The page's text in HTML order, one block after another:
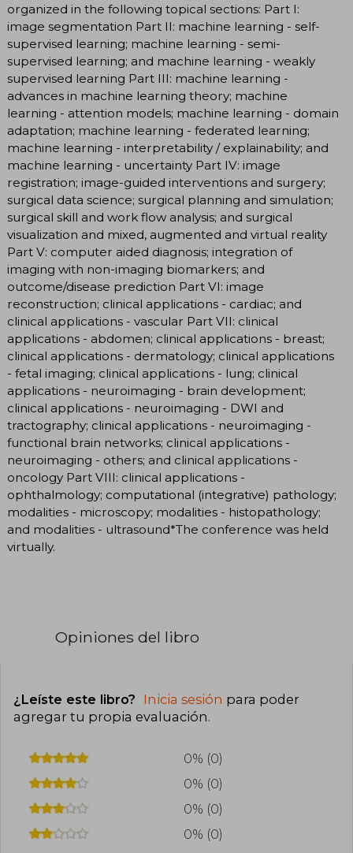
organized in the following topical sections: Part I:
image segmentation Part II: machine learning - self-
supervised learning; machine learning - semi-
supervised learning; and machine learning - weakly
supervised learning Part III: machine learning -
advances in machine learning theory; machine
learning - attention models; machine learning - domain
adaptation; machine learning - federated learning;
machine learning - interpretability / explainability; and
machine learning - uncertainty Part IV: image
registration; image-guided interventions and surgery;
surgical data science; surgical planning and simulation;
surgical skill and work flow analysis; and surgical
visualization and mixed, augmented and virtual reality
Part V: computer aided diagnosis; integration of
imaging with non-imaging biomarkers; and
outcome/disease prediction Part VI: image
reconstruction; clinical applications - cardiac; and
clinical applications - vascular Part VII: clinical
applications - abdomen; clinical applications - breast;
clinical applications - dermatology; clinical applications
- fetal imaging; clinical applications - lung; clinical
applications - neuroimaging - brain development;
clinical applications - neuroimaging - DWI and
tractography; clinical applications - neuroimaging -
functional brain networks; clinical applications -
neuroimaging - others; and clinical applications -
oncology Part VIII: clinical applications -
ophthalmology; computational (integrative) pathology;
modalities - microscopy; modalities - histopathology;
and modalities - ultrasound*The conference was held
virtually.
Opiniones del libro
¿Leíste este libro? Inicia sesión para poder
agregar tu propia evaluación.
0% (0)
0% (0)
0% (0)
0% (0)